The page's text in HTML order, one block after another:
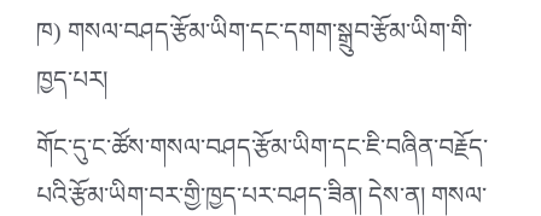
ཁ) གསལ་བཤད་རྩོམ་ཡིག་དང་དགག་སྒྲུབ་རྩོམ་ཡིག་གི་
ཁྱད་པར།
གོང་དུ་ང་ཚོས་གསལ་བཤད་རྩོམ་ཡིག་དང་ཇི་བཞིན་བརྗོད་
པའི་རྩོམ་ཡིག་བར་གྱི་ཁྱད་པར་བཤད་ཟིན། དེས་ན། གསལ་